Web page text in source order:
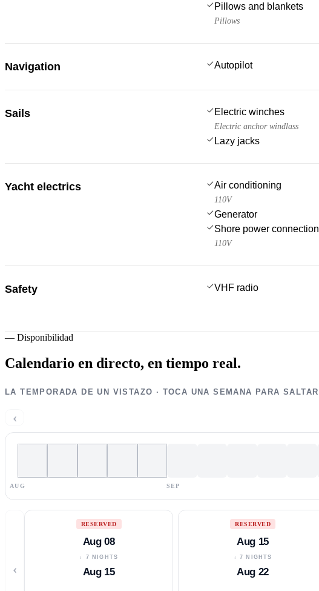
Pillows and blankets
Pillows
Navigation Autopilot
Sails Electric winches
Electric anchor windlass
Lazy jacks
Yacht electrics Air conditioning
110V
Generator
Shore power connection
110V
Safety VHF radio
— Disponibilidad
Calendario en directo, en tiempo real.
LA TEMPORADA DE UN VISTAZO · TOCA UNA SEMANA PARA SALTAR
‹
AUG SEP
‹
RESERVED
Aug 08
↓ 7 NIGHTS
Aug 15
RESERVED
Aug 15
↓ 7 NIGHTS
Aug 22